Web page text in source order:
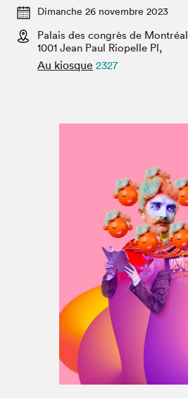
Espace enseignant·e·s
Espace médias
Dimanche 26 novembre 2023
Palais des congrès de Montréal
1001 Jean Paul Riopelle Pl,
Au kiosque 2327